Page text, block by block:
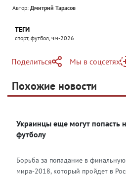
Автор: Дмитрий Тарасов
ТЕГИ
спорт, футбол, чм-2026
Поделиться
Telegram
Одноклассники
Мы в соцсетях
Яндекс Дзен
Похожие новости
Украинцы еще могут попасть
футболу
Борьба за попадание в
мира-2018, который пройдет в